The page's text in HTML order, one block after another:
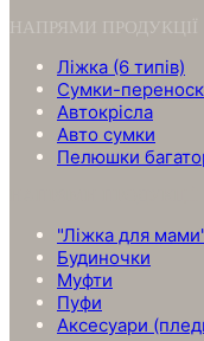
НАПРЯМИ ПРОДУКЦІЇ
Ліжка (6 типів)
Сумки-
Автокрісла
Авто сумки
Пелюшки
"Ліжка для
Будиночки
Муфти
Пуфи
Аксесуари